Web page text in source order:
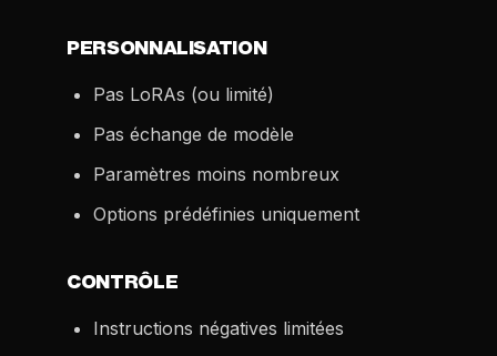
PERSONNALISATION
Pas LoRAs (ou limité)
Pas échange de modèle
Paramètres moins nombreux
Options prédéfinies uniquement
CONTRÔLE
Instructions négatives limitées